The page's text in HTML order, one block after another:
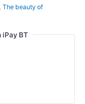
The beauty of
iPay BT